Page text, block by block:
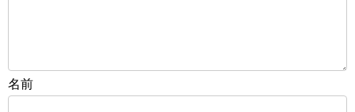
名前